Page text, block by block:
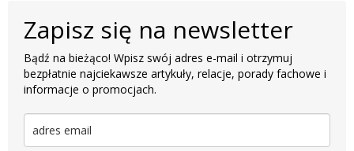
Zapisz się na newsletter
Bądź na bieżąco! Wpisz swój adres e-mail i otrzymuj
bezpłatnie najciekawsze artykuły, relacje, porady fachowe i
informacje o promocjach.